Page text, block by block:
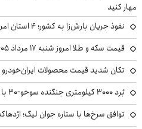
مهار کنید
نفوذ جریان بارش‌زا به کشور؛ ۴ استان امروز برای بارش باران آماده باشند
قیمت سکه و طلا امروز شنبه ۱۷ مرداد ۱۴۰۵ +جدول
تکان شدید قیمت محصولات ایران‌خودرو و سایپا
بُرد ۳۰۰۰ کیلومتری جنگنده سوخو-۳۰ با مخزن سوخت ۹.۶ تُنی
توافق سرخ‌ها با ستاره جوان لیگ؛